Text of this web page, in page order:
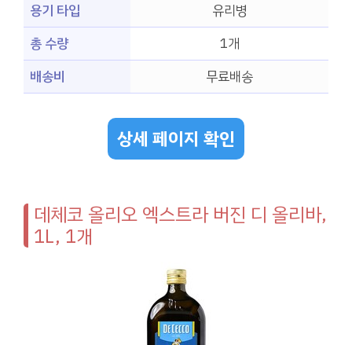
용기 타입
유리병
총 수량
1개
배송비
무료배송
상세 페이지 확인
데체코 올리오 엑스트라 버진 디 올리바,
1L, 1개